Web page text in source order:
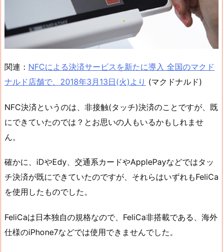
関連： NFCによる決済サービスを新たに導入 全国のマクド
ナルド店舗で、2018年3月13日(火)より (マクドナルド)
NFC決済というのは、非接触(タッチ)決済のことですが、既
にできていたのでは？とお思いの人もいるかもしれませ
ん。
確かに、iDやEdy、交通系カードやApplePayなどではタッ
チ決済が既にできていたのですが、それらはいずれもFeliCa
を使用したものでした。
FeliCaは日本独自の規格なので、FeliCa非搭載である、海外
仕様のiPhone7などでは使用できませんでした。